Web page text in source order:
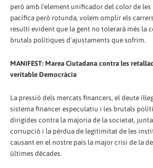
però amb l'element unificador del color de les
pacífica però rotunda, volem omplir els
resulti evident que la gent no tolerarà més la
brutals polítiques d'ajustaments que sofrim.
MANIFEST: Marea Ciutadana contra les
veritable Democràcia
La pressió dels mercats financers, el deute
sistema financer especulatiu i les brutals
dirigides contra la majoria de la societat,
corrupció i la pèrdua de legitimitat de les
causant en el nostre país la major crisi de la
últimes dècades.